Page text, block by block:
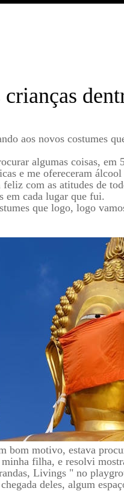
aos novos costumes
algumas coisas,
e me ofereceram
com as atitudes de
em cada lugar que fui.
que logo, logo
bom motivo, estava
filha, e resolvi
Livings " no
deles, algum